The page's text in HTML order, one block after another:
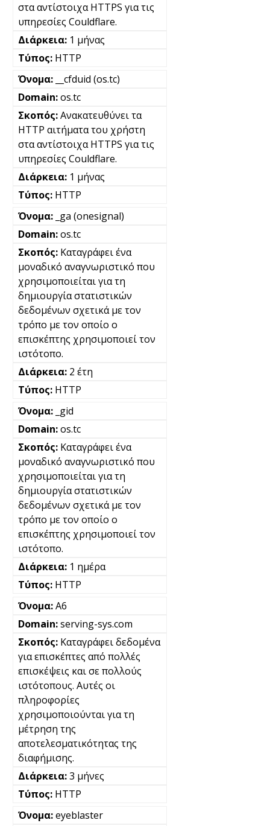
στα αντίστοιχα HTTPS για τις
υπηρεσίες Couldflare.
1 μήνας
HTTP
__cfduid (os.tc)
os.tc
Ανακατευθύνει τα
HTTP αιτήματα του χρήστη
στα αντίστοιχα HTTPS για τις
υπηρεσίες Couldflare.
1 μήνας
HTTP
_ga (onesignal)
os.tc
Καταγράφει ένα
μοναδικό αναγνωριστικό που
χρησιμοποιείται για τη
δημιουργία στατιστικών
δεδομένων σχετικά με τον
τρόπο με τον οποίο ο
επισκέπτης χρησιμοποιεί τον
ιστότοπο.
2 έτη
HTTP
_gid
os.tc
Καταγράφει ένα
μοναδικό αναγνωριστικό που
χρησιμοποιείται για τη
δημιουργία στατιστικών
δεδομένων σχετικά με τον
τρόπο με τον οποίο ο
επισκέπτης χρησιμοποιεί τον
ιστότοπο.
1 ημέρα
HTTP
A6
serving-sys.com
Καταγράφει δεδομένα
για επισκέπτες από πολλές
επισκέψεις και σε πολλούς
ιστότοπους. Αυτές οι
πληροφορίες
χρησιμοποιούνται για τη
μέτρηση της
αποτελεσματικότητας της
διαφήμισης.
3 μήνες
HTTP
eyeblaster